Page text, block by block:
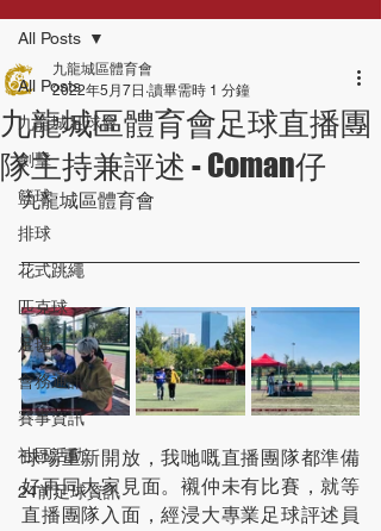
All Posts
九龍城足球會
劍擊
籃球
排球
花式跳繩
匹克球
足毽
會務通訊
賽事資訊
社區活動
24前足球資訊
All Posts
九龍城區體育會足球直播團
隊主持兼評述 - Coman仔
九龍城區體育會
2022年5月7日 讀畢需時 1 分鐘
九龍城區體育會
球場重新開放，我哋嘅直播團隊都準備
好再同大家見面。襯仲未有比賽，就等
直播團隊入面，經浸大專業足球評述員